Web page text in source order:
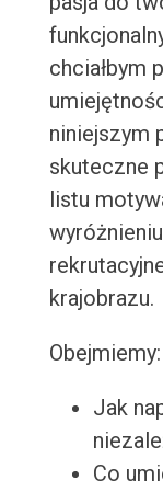
chciałbym
niniejszym
skuteczne
listu
krajobrazu.
Obejmiemy:
Jak
Co